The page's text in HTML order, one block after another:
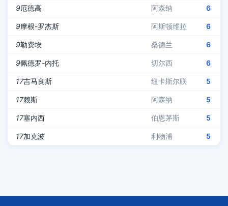
9厄德高 阿森纳 6
9摩根-罗杰斯 阿斯顿维拉 6
9勒费埃 桑德兰 6
9佩德罗-内托 切尔西 6
17吉马良斯 纽卡斯尔联 5
17赖斯 阿森纳 5
17塞内西 伯恩茅斯 5
17加克波 利物浦 5